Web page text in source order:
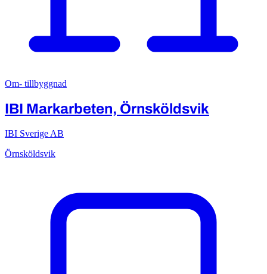
Om- tillbyggnad
IBI Markarbeten, Örnsköldsvik
IBI Sverige AB
Örnsköldsvik